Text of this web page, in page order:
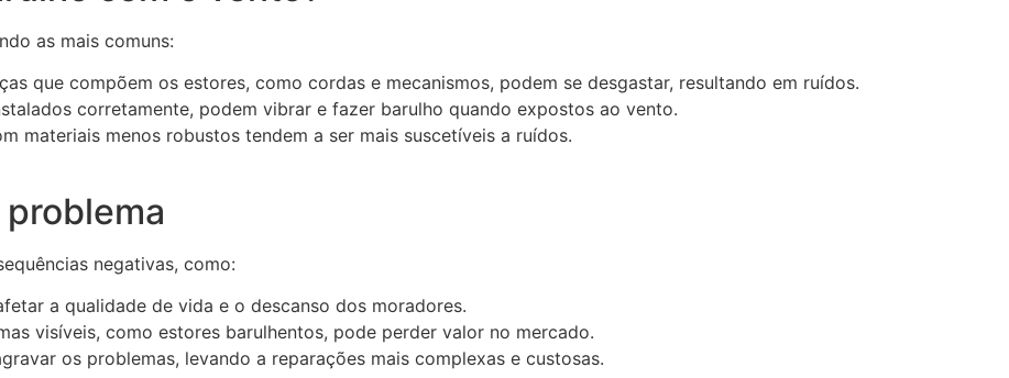
as mais comuns:
que compõem os estores, como cordas e mecanismos, podem se desgastar, resultando em ruídos.
corretamente, podem vibrar e fazer barulho quando expostos ao vento.
materiais menos robustos tendem a ser mais suscetíveis a ruídos.
negativas, como:
a qualidade de vida e o descanso dos moradores.
visíveis, como estores barulhentos, pode perder valor no mercado.
os problemas, levando a reparações mais complexas e custosas.